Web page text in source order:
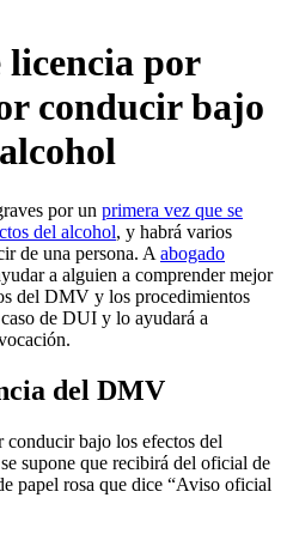
licencia por
conducir bajo
por un primera vez que se
del alcohol, y habrá varios
de una persona. A abogado
a alguien a comprender mejor
del DMV y los procedimientos
de DUI y lo ayudará a
del DMV
conducir bajo los efectos del
supone que recibirá del oficial de
papel rosa que dice “Aviso oficial